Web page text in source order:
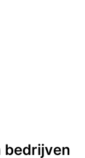
bedrijven